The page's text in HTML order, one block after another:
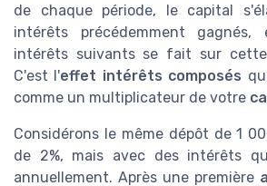
de chaque période, le capital
intérêts précédemment
intérêts suivants se fait sur cette
C'est l'effet intérêts composés
comme un multiplicateur de votre
Considérons le même dépôt de 1
de 2%, mais avec des intérêts
annuellement. Après une première